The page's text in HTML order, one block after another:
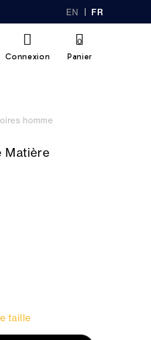
EN FR
Connexion Panier
0
homme
Matière
taille